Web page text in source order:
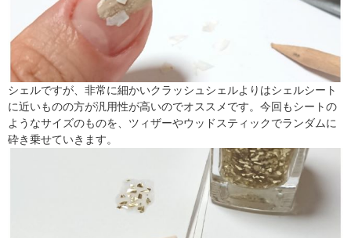
シェルですが、非常に細かいクラッシュシェルよりはシェルシート
に近いものの方が汎用性が高いのでオススメです。今回もシートの
ようなサイズのものを、ツィザーやウッドスティックでランダムに
砕き乗せていきます。